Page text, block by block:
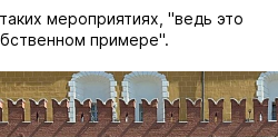
мероприятиях, "ведь это
примере".